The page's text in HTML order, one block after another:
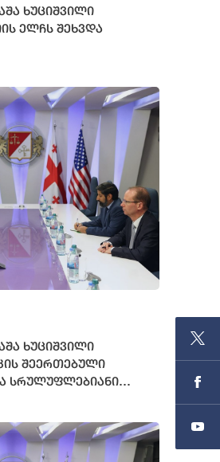
ხუციშვილი
ელჩს შეხვდა
ხუციშვილი
შეერთებული
სრულუფლებიანი